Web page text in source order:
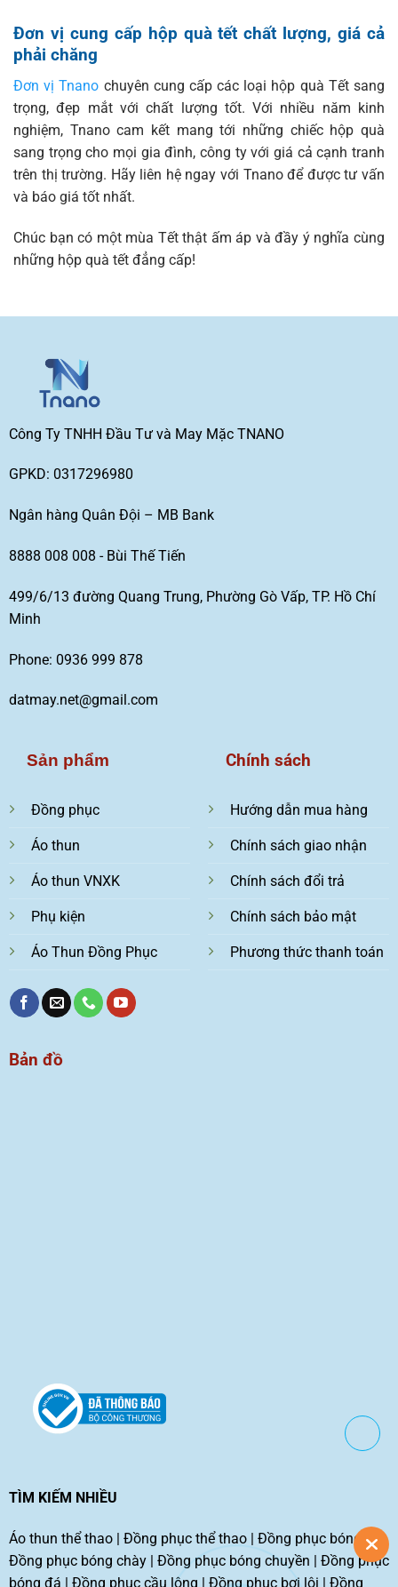
Đơn vị cung cấp hộp quà tết chất lượng, giá cả
phải chăng
Đơn vị Tnano chuyên cung cấp các loại hộp quà Tết sang
trọng, đẹp mắt với chất lượng tốt. Với nhiều năm kinh
nghiệm, Tnano cam kết mang tới những chiếc hộp quà
sang trọng cho mọi gia đình, công ty với giá cả cạnh tranh
trên thị trường. Hãy liên hệ ngay với Tnano để được tư vấn
và báo giá tốt nhất.
Chúc bạn có một mùa Tết thật ấm áp và đầy ý nghĩa cùng
những hộp quà tết đẳng cấp!
Công Ty TNHH Đầu Tư và May Mặc TNANO
GPKD: 0317296980
Ngân hàng Quân Đội – MB Bank
8888 008 008 - Bùi Thế Tiến
499/6/13 đường Quang Trung, Phường Gò Vấp, TP. Hồ Chí
Minh
Phone: 0936 999 878
datmay.net@gmail.com
Sản phẩm
Đồng phục
Áo thun
Áo thun VNXK
Phụ kiện
Áo Thun Đồng Phục
Chính sách
Hướng dẫn mua hàng
Chính sách giao nhận
Chính sách đổi trả
Chính sách bảo mật
Phương thức thanh toán
Bản đồ
TÌM KIẾM NHIỀU
Áo thun thể thao| Đồng phục thể thao| Đồng phục bóng rổ|
Đồng phục bóng chày| Đồng phục bóng chuyền
Đồng phục
bóng đá
Đồng phục cầu lông Đồng phục bơi lội Đồng